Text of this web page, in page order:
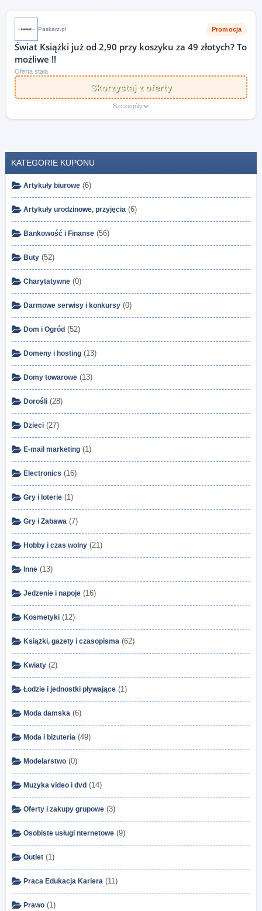
Paskarz.pl Promocja
Świat Książki już od 2,90 przy koszyku za 49 złotych? To
możliwe !!
Oferta stała
Skorzystaj z oferty
Szczegóły
KATEGORIE KUPONU
Artykuły biurowe (6)
Artykuły urodzinowe, przyjęcia (6)
Bankowość i Finanse (56)
Buty (52)
Charytatywne (0)
Darmowe serwisy i konkursy (0)
Dom i Ogród (52)
Domeny i hosting (13)
Domy towarowe (13)
Dorośli (28)
Dzieci (27)
E-mail marketing (1)
Electronics (16)
Gry i loterie (1)
Gry i Zabawa (7)
Hobby i czas wolny (21)
Inne (13)
Jedzenie i napoje (16)
Kosmetyki (12)
Książki, gazety i czasopisma (62)
Kwiaty (2)
Łodzie i jednostki pływające (1)
Moda damska (6)
Moda i biżuteria (49)
Modelarstwo (0)
Muzyka video i dvd (14)
Oferty i zakupy grupowe (3)
Osobiste usługi nternetowe (9)
Outlet (1)
Praca Edukacja Kariera (11)
Prawo (1)